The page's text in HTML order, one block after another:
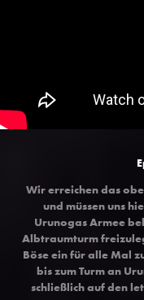
Wir erreichen das
und müssen uns
Urunogas Armee
Albtraumturm
Böse ein für alle Mal
bis zum Turm an
schließlich auf den